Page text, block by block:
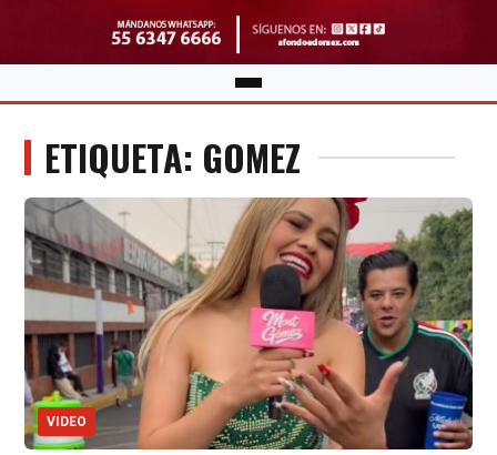
ETIQUETA: GOMEZ
VIDEO